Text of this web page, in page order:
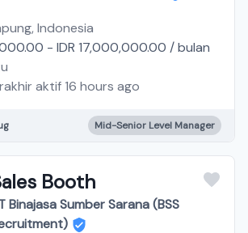
Indonesia
- IDR 17,000,000.00 /bulan
aktif 16 hours ago
Mid-Senior Level Manager
Booth
Binajasa Sumber Sarana (BSS